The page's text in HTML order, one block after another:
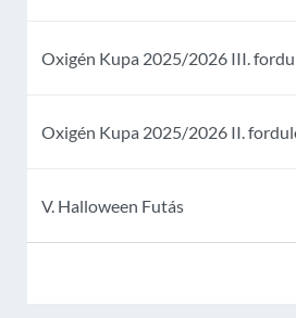
Oxigén Kupa 2025/2026 III.
Oxigén Kupa 2025/2026 II.
V. Halloween Futás